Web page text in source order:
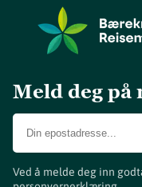
Meld deg på
Ved å melde deg inn